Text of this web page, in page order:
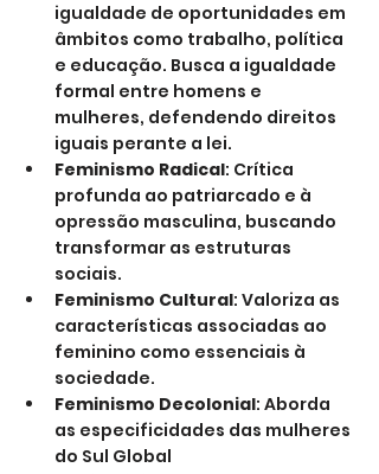
igualdade de oportunidades em
âmbitos como trabalho, política
e educação. Busca a igualdade
formal entre homens e
mulheres, defendendo direitos
iguais perante a lei.
Feminismo Radical: Crítica
profunda ao patriarcado e à
opressão masculina, buscando
transformar as estruturas
sociais.
Feminismo Cultural: Valoriza as
características associadas ao
feminino como essenciais à
sociedade.
Feminismo Decolonial: Aborda
as especificidades das mulheres
do Sul Global